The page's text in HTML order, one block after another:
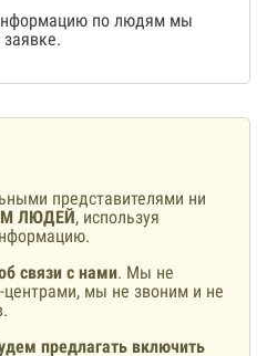
по людям мы
представителями ни
ЛЮДЕЙ, используя
связи с нами. Мы не
мы не звоним и не
предлагать включить